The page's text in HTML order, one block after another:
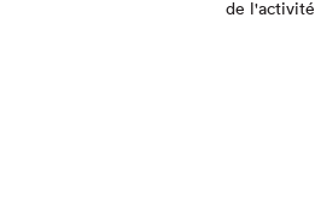
de l'activité